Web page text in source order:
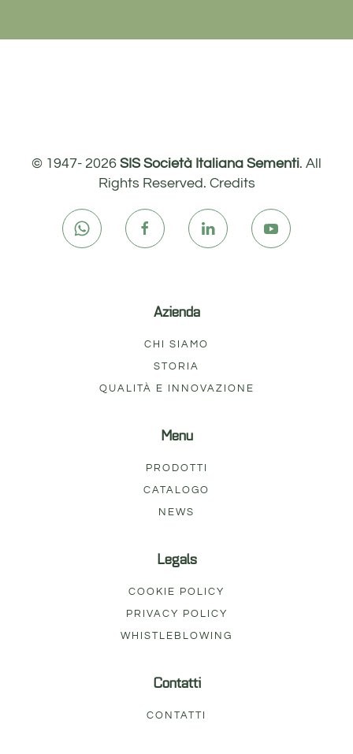
© 1947- 2026 SIS Società Italiana Sementi. All
Rights Reserved. Credits
Azienda
CHI SIAMO
STORIA
QUALITÀ E INNOVAZIONE
Menu
PRODOTTI
CATALOGO
NEWS
Legals
COOKIE POLICY
PRIVACY POLICY
WHISTLEBLOWING
Contatti
CONTATTI